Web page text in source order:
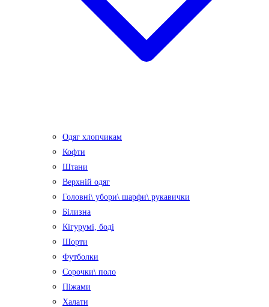
Одяг хлопчикам
Кофти
Штани
Верхній одяг
Головні\ убори\ шарфи\ рукавички
Білизна
Кігурумі, боді
Шорти
Футболки
Сорочки\ поло
Піжами
Халати